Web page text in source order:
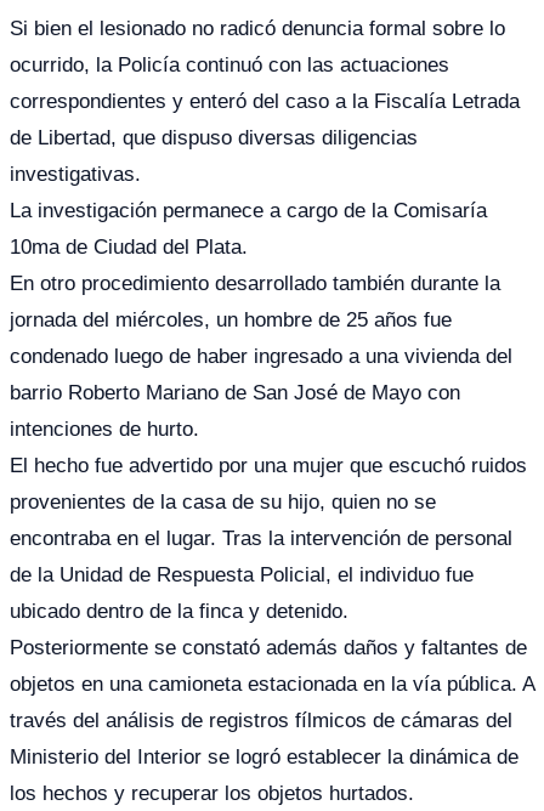
Si bien el lesionado no radicó denuncia formal sobre lo
ocurrido, la Policía continuó con las actuaciones
correspondientes y enteró del caso a la Fiscalía Letrada
de Libertad, que dispuso diversas diligencias
investigativas.
La investigación permanece a cargo de la Comisaría
10ma de Ciudad del Plata.
En otro procedimiento desarrollado también durante la
jornada del miércoles, un hombre de 25 años fue
condenado luego de haber ingresado a una vivienda del
barrio Roberto Mariano de San José de Mayo con
intenciones de hurto.
El hecho fue advertido por una mujer que escuchó ruidos
provenientes de la casa de su hijo, quien no se
encontraba en el lugar. Tras la intervención de personal
de la Unidad de Respuesta Policial, el individuo fue
ubicado dentro de la finca y detenido.
Posteriormente se constató además daños y faltantes de
objetos en una camioneta estacionada en la vía pública. A
través del análisis de registros fílmicos de cámaras del
Ministerio del Interior se logró establecer la dinámica de
los hechos y recuperar los objetos hurtados.